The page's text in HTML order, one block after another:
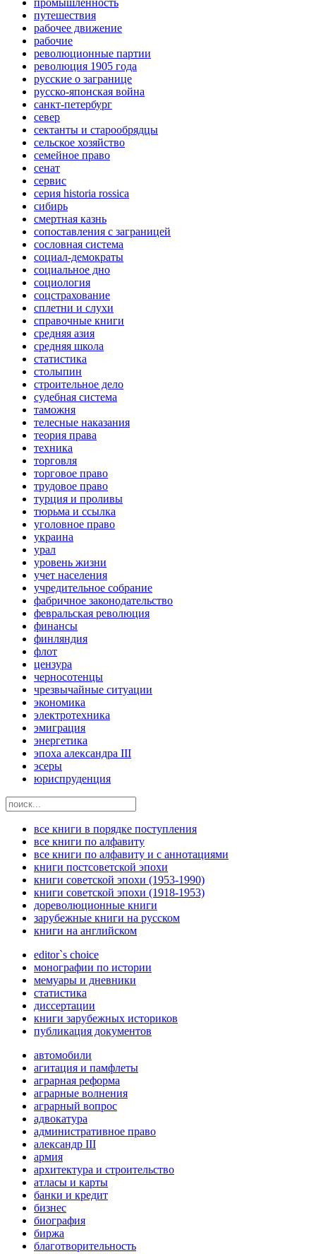
промышленность
путешествия
рабочее движение
рабочие
революционные партии
революция 1905 года
русские о загранице
русско-японская война
санкт-петербург
север
сектанты и старообрядцы
сельское хозяйство
семейное право
сенат
сервис
серия historia rossica
сибирь
смертная казнь
сопоставления с заграницей
сословная система
социал-демократы
социальное дно
социология
соцстрахование
сплетни и слухи
справочные книги
средняя азия
средняя школа
статистика
столыпин
строительное дело
судебная система
таможня
телесные наказания
теория права
техника
торговля
торговое право
трудовое право
турция и проливы
тюрьма и ссылка
уголовное право
украина
урал
уровень жизни
учет населения
учредительное собрание
фабричное законодательство
февральская революция
финансы
финляндия
флот
цензура
черносотенцы
чрезвычайные ситуации
экономика
электротехника
эмиграция
энергетика
эпоха александра III
эсеры
юриспруденция
все книги в порядке поступления
все книги по алфавиту
все книги по алфавиту и с аннотациями
книги постсоветской эпохи
книги советской эпохи (1953-1990)
книги советской эпохи (1918-1953)
дореволюционные книги
зарубежные книги на русском
книги на английском
editor`s choice
монографии по истории
мемуары и дневники
статистика
диссертации
книги зарубежных историков
публикация документов
автомобили
агитация и памфлеты
аграрная реформа
аграрные волнения
аграрный вопрос
адвокатура
административное право
александр III
армия
архитектура и строительство
атласы и карты
банки и кредит
бизнес
биография
биржа
благотворительность